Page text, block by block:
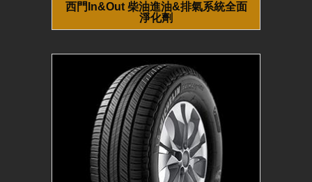
西門In&Out 柴油進油&排氣系統全面
淨化劑